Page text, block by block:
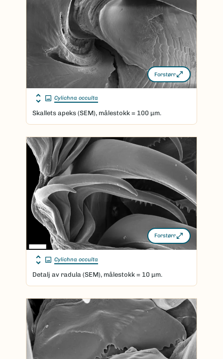
Forstørr
Cylichna occulta
Skallets apeks (SEM), målestokk = 100 μm.
Forstørr
Cylichna occulta
Detalj av radula (SEM), målestokk = 10 μm.